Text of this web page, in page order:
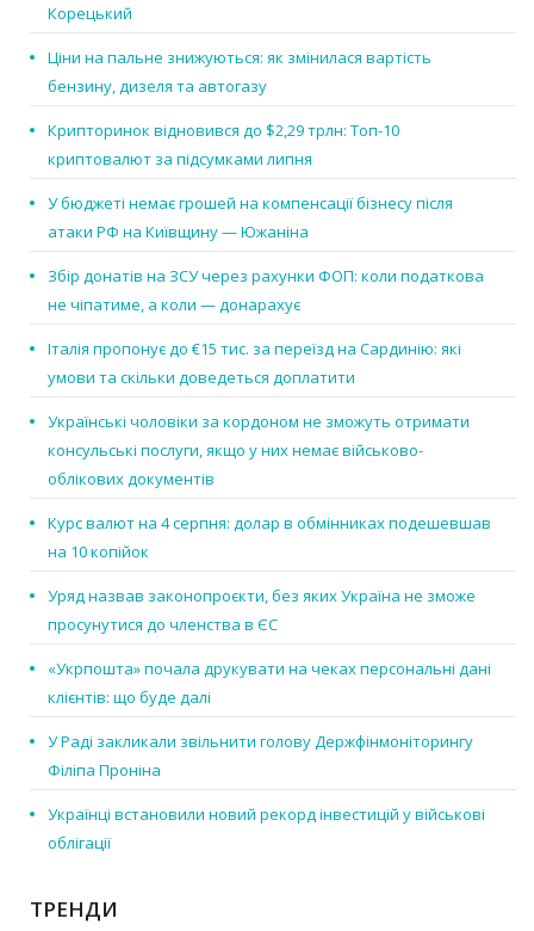
Корецький
Ціни на пальне знижуються: як змінилася вартість
бензину, дизеля та автогазу
Крипторинок відновився до $2,29 трлн: Топ-10
криптовалют за підсумками липня
У бюджеті немає грошей на компенсації бізнесу після
атаки РФ на Київщину — Южаніна
Збір донатів на ЗСУ через рахунки ФОП: коли податкова
не чіпатиме, а коли — донарахує
Італія пропонує до €15 тис. за переїзд на Сардинію: які
умови та скільки доведеться доплатити
Українські чоловіки за кордоном не зможуть отримати
консульські послуги, якщо у них немає військово-
облікових документів
Курс валют на 4 серпня: долар в обмінниках подешевшав
на 10 копійок
Уряд назвав законопроєкти, без яких Україна не зможе
просунутися до членства в ЄС
«Укрпошта» почала друкувати на чеках персональні дані
клієнтів: що буде далі
У Раді закликали звільнити голову Держфінмоніторингу
Філіпа Проніна
Українці встановили новий рекорд інвестицій у військові
облігації
ТРЕНДИ